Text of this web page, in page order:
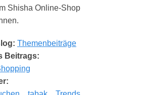
Shisha Online-Shop
Themenbeiträge
Beitrags: